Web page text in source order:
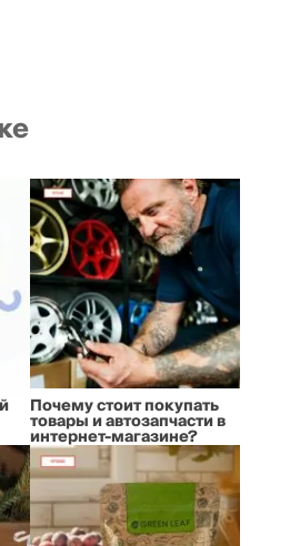
Почему стоит покупать
товары и автозапчасти в
интернет-магазине?